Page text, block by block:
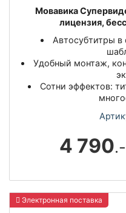
Мовавика
лицензия,
Автосубтитры в
Удобный монтаж,
Сотни эффектов:
4 790.-
Электронная поставка